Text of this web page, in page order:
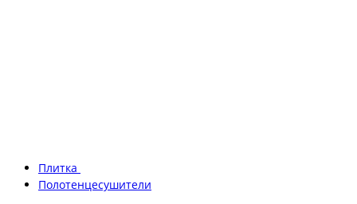
Плитка
Полотенцесушители